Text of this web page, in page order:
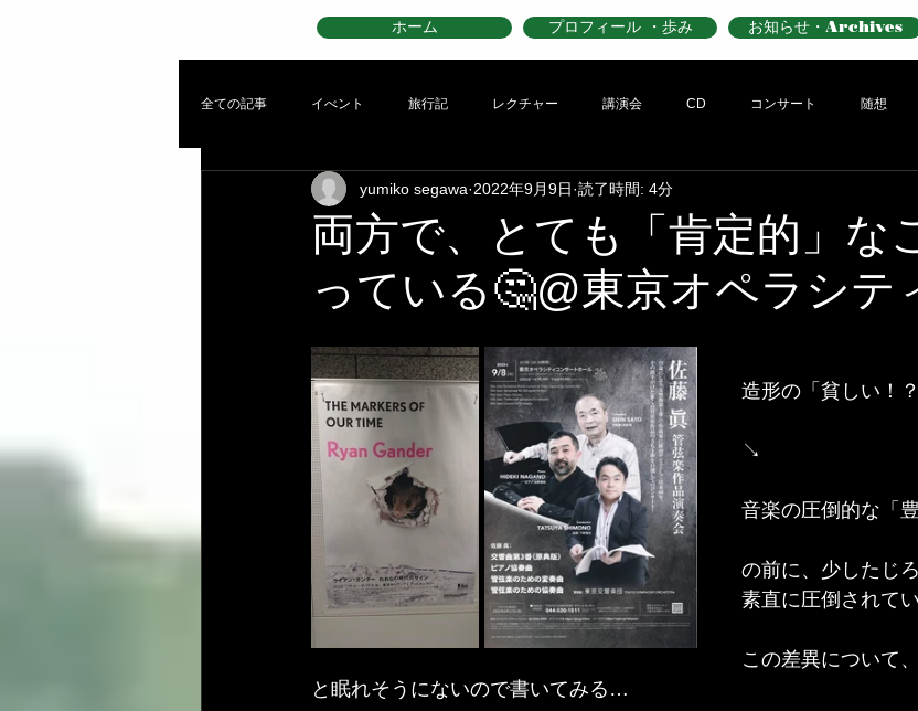
ホーム プロフィール ・歩み お知らせ・Archives
全ての記事 イべント 旅行記 レクチャー 講演会 CD コンサート 随想
両方で、とても「肯定的」な
っている🤔@東京オペラシテ
yumiko segawa 2022年9月9日 読了時間: 4分
造形の「貧しい！
↘️
音楽の圧倒的な「
の前に、少したじ
素直に圧倒されて
この差異について
と眠れそうにないので書いてみる…